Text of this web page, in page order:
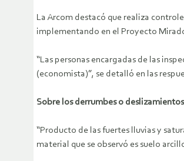
La Arcom destacó que realiza
implementando en el Proyecto
“Las personas encargadas de las
(economista)”, se detalló en las
Sobre los derrumbes o
“Producto de las fuertes lluvias y
material que se observó es suelo